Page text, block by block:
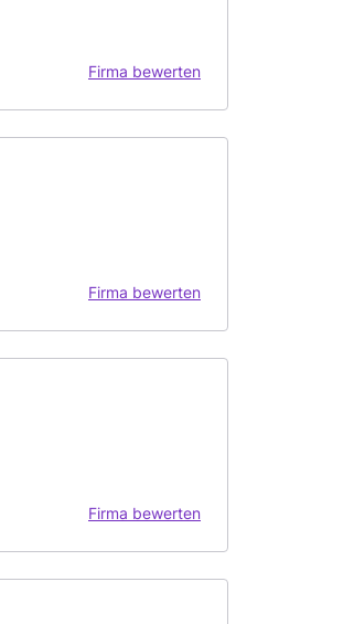
Firma bewerten
Firma bewerten
Firma bewerten